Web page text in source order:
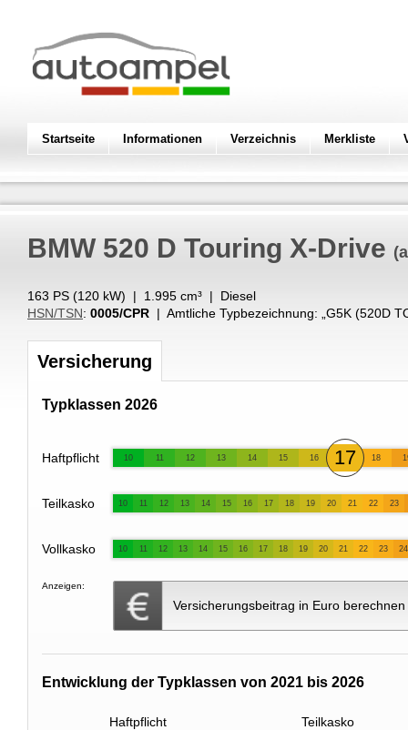
Startseite Informationen Verzeichnis Merkliste
BMW 520 D Touring X-Drive
163 PS (120 kW) | 1.995 cm³ | Diesel
HSN/TSN: 0005/CPR | Amtliche Typbezeichnung: „ G5K (520D
Versicherung
Typklassen 2026
Haftpflicht 10 11 12 13 14 15 16 17 18
Teilkasko 10 11 12 13 14 15 16 17 18 19 20 21 22 23
Vollkasko 10 11 12 13 14 15 16 17 18 19 20 21 22 23 24
Anzeigen:
Versicherungsbeitrag in Euro berechnen
Entwicklung der Typklassen von 2021 bis 2026
Haftpflicht Teilkasko